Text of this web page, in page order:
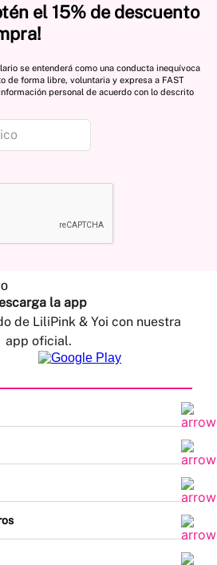
el 15% de descuento
se entenderá como una conducta inequívoca
de forma libre, voluntaria y expresa a FAST
personal de acuerdo con lo descrito
la app
de LiliPink & Yoi con nuestra
app oficial.
datos personales